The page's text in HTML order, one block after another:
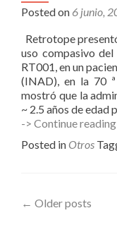
Posted on 6 junio,
Retrotope
uso compasivo
RT001, en un
(INAD), en la 70
mostró que la
~ 2.5 años de edad
-> Continue reading
Posted in Otros
Posts
← Older posts